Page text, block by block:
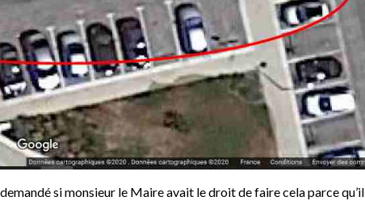
si monsieur le Maire avait le droit de faire cela parce qu’il